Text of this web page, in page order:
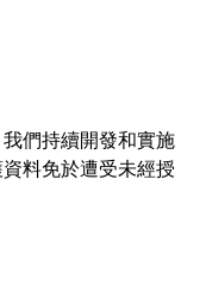
們持續開發和實施
料免於遭受未經授